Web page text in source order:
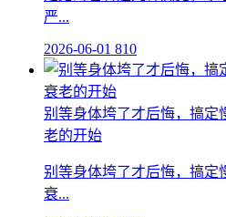
严...
2026-06-01 810
别等身体垮了才后悔，搞定
老的开始
别等身体垮了才后悔，搞定
衰...